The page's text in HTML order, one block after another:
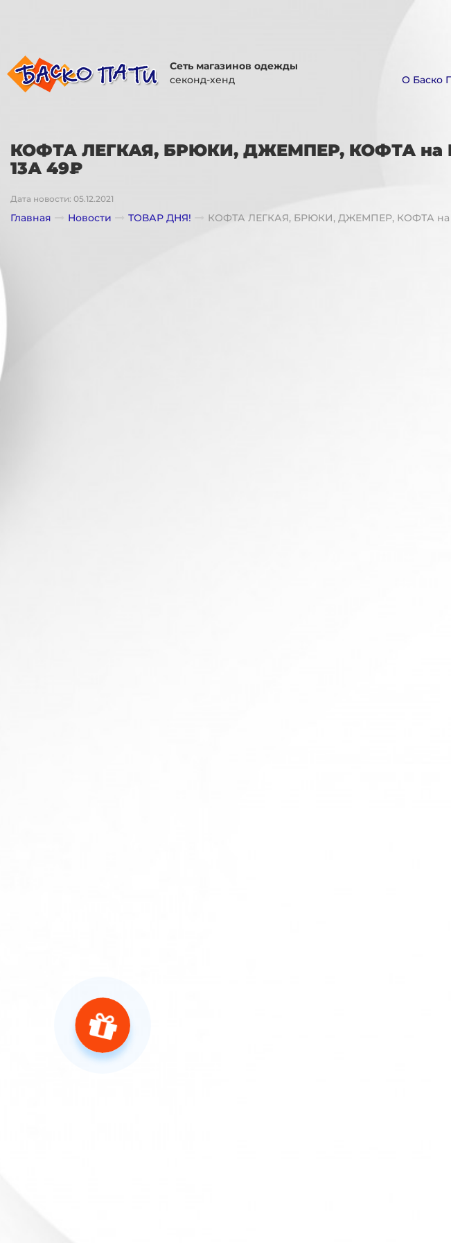
Сеть магазинов одежды
секонд-хенд
О Баско
КОФТА ЛЕГКАЯ, БРЮКИ, ДЖЕМПЕР, КОФТА на
13А 49₽
Дата новости: 05.12.2021
Главная Новости ТОВАР ДНЯ! КОФТА ЛЕГКАЯ, БРЮКИ, ДЖЕМПЕР, КОФТА на